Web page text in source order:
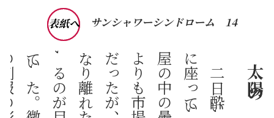
表紙へ サンシャワーシンドローム 14
太陽の